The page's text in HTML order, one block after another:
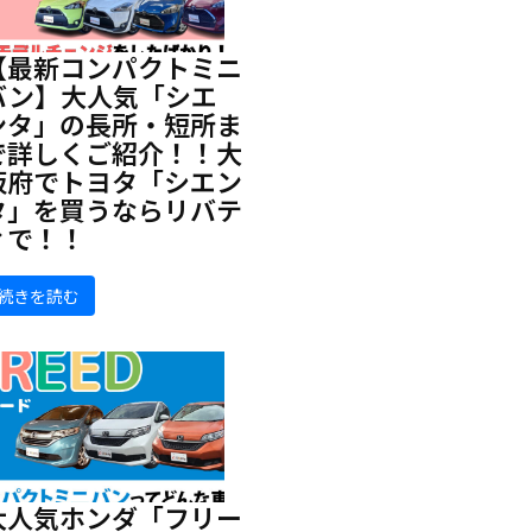
新コンパクトミニ
】大人気「シエ
」の長所・短所ま
しくご紹介！！大
でトヨタ「シエン
を買うならリバテ
！！
きを読む
気ホンダ「フリー